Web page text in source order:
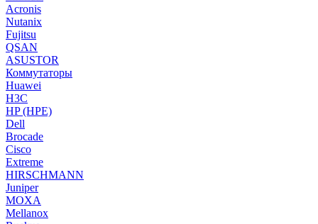
Acronis
Nutanix
Fujitsu
QSAN
ASUSTOR
Коммутаторы
Huawei
H3C
HP (HPE)
Dell
Brocade
Cisco
Extreme
HIRSCHMANN
Juniper
MOXA
Mellanox